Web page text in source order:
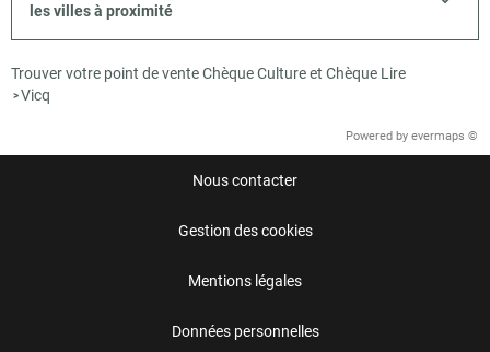
les villes à proximité
Trouver votre point de vente Chèque Culture et Chèque Lire
>Vicq
Powered by evermaps ©
Nous contacter
Gestion des cookies
Mentions légales
Données personnelles